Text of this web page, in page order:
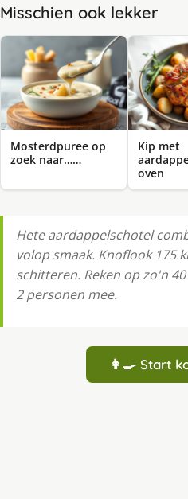
Misschien ook lekker
Mosterdpuree op
zoek naar……
Kip met
oven
Hete aardappelschotel
volop smaak. Knoflook 175
schitteren. Reken op zo'n
2 personen mee.
👩‍🍳 Start